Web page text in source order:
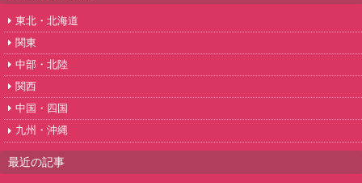
東北・北海道
関東
中部・北陸
関西
中国・四国
九州・沖縄
最近の記事